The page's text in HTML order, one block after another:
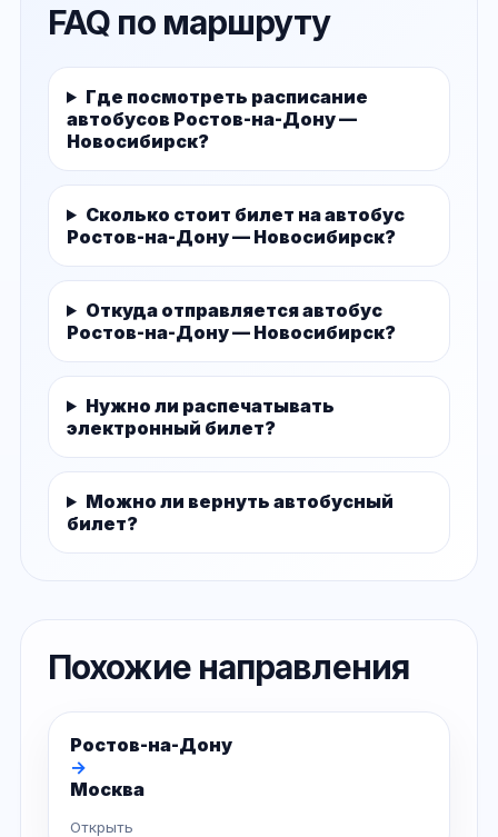
FAQ по маршруту
Где посмотреть расписание
автобусов Ростов-на-Дону —
Новосибирск?
Сколько стоит билет на автобус
Ростов-на-Дону — Новосибирск?
Откуда отправляется автобус
Ростов-на-Дону — Новосибирск?
Нужно ли распечатывать
электронный билет?
Можно ли вернуть автобусный
билет?
Похожие направления
Ростов-на-Дону
→
Москва
Открыть